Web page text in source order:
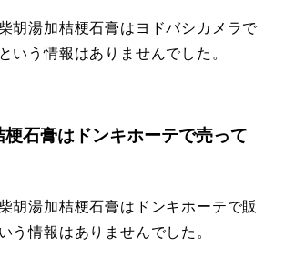
胡湯加桔梗石膏はヨドバシカメラで
いう情報はありませんでした。
石膏はドンキホーテで売って
胡湯加桔梗石膏はドンキホーテで販
う情報はありませんでした。